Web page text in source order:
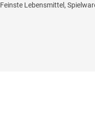
Feinste Lebensmittel,